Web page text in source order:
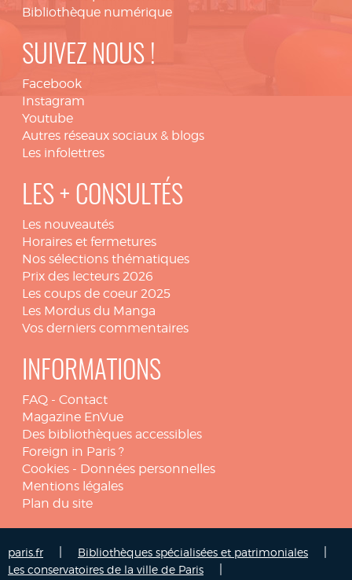
Bibliothèque numérique
SUIVEZ NOUS !
Facebook
Instagram
Youtube
Autres réseaux sociaux & blogs
Les infolettres
LES + CONSULTÉS
Les nouveautés
Horaires et fermetures
Nos sélections thématiques
Prix des lecteurs 2026
Les coups de coeur 2025
Les Mordus du Manga
Vos derniers commentaires
INFORMATIONS
FAQ - Contact
Magazine EnVue
Des bibliothèques accessibles
Foreign in Paris ?
Cookies - Données personnelles
Mentions légales
Plan du site
paris.fr Bibliothèques spécialisées et patrimoniales
Les conservatoires de la ville de Paris